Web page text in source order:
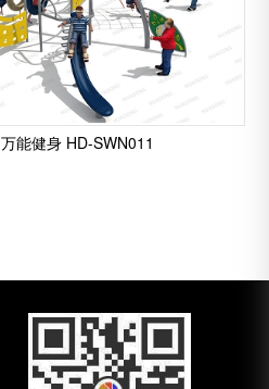
万能健身 HD-SWN011